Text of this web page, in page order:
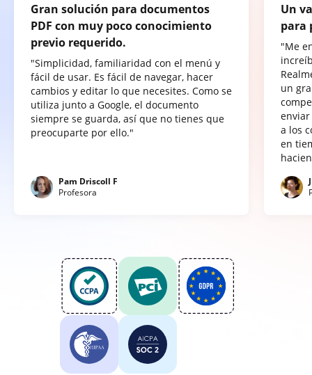
Gran solución para documentos
PDF con muy poco conocimiento
previo requerido.
"Simplicidad, familiaridad con el menú y
fácil de usar. Es fácil de navegar, hacer
cambios y editar lo que necesites. Como se
utiliza junto a Google, el documento
siempre se guarda, así que no tienes que
preocuparte por ello."
Pam Driscoll F
Profesora
Un
para
"Me
un
a los
en